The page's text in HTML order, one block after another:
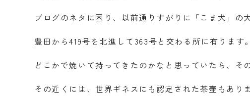
ブログのネタに困り、以前通りすがりに「こま犬」の
豊田から419号を北進して363号と交わる所に有ります。
どこかで焼いて持ってきたのかなと思っていたら、そ
その近くには、世界ギネスにも認定された茶壷もありま